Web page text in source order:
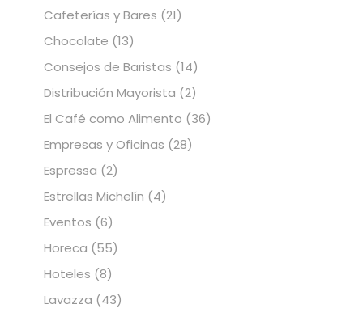
Cafeterías y Bares (21)
Chocolate (13)
Consejos de Baristas (14)
Distribución Mayorista (2)
El Café como Alimento (36)
Empresas y Oficinas (28)
Espressa (2)
Estrellas Michelín (4)
Eventos (6)
Horeca (55)
Hoteles (8)
Lavazza (43)